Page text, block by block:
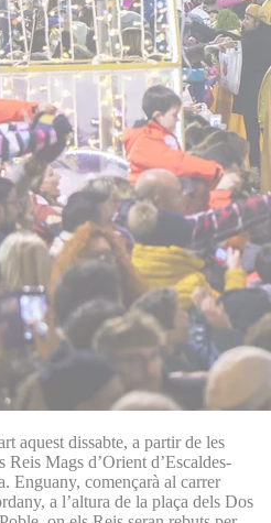
aquest dissabte, a partir de les
Reis Mags d’Orient d’Escaldes-
Enguany, començarà al carrer
a l’altura de la plaça dels Dos